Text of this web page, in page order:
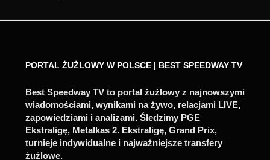
PORTAL ŻUŻLOWY W POLSCE | BEST SPEEDWAY TV
Best Speedway TV to portal żużlowy z najnowszymi
wiadomościami, wynikami na żywo, relacjami LIVE,
zapowiedziami i analizami. Śledzimy PGE
Ekstraligę, Metalkas 2. Ekstraligę, Grand Prix,
turnieje indywidualne i najważniejsze transfery
żużlowe.